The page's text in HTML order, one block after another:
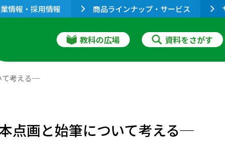
情報・採用情報 商品ラインナップ・サービス
教科の広場 資料をさがす
て考える─
点画と始筆について考える─